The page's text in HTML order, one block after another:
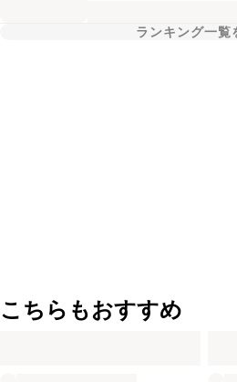
ランキング一覧
こちらもおすすめ